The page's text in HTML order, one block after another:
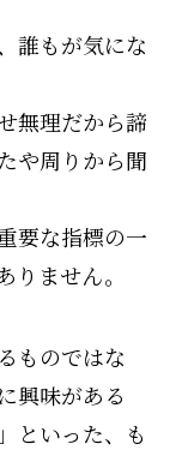
誰もが気にな
無理だから諦
や周りから聞
要な指標の一
ません。
ものではな
興味がある
といった、も